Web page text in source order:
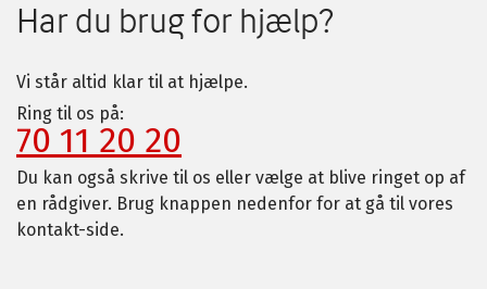
Har du brug for hjælp?
Vi står altid klar til at hjælpe.
Ring til os på:
70 11 20 20
Du kan også skrive til os eller vælge at blive ringet op af
en rådgiver. Brug knappen nedenfor for at gå til vores
kontakt-side.